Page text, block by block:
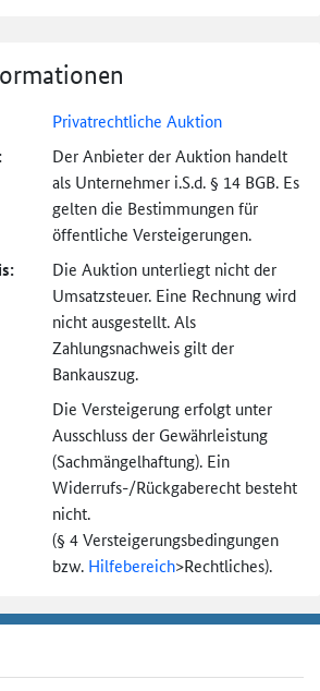
Privatrechtliche Auktion
Der Anbieter der Auktion handelt
als Unternehmer i.S.d. § 14 BGB. Es
gelten die Bestimmungen für
öffentliche Versteigerungen.
Die Auktion unterliegt nicht der
Umsatzsteuer. Eine Rechnung wird
nicht ausgestellt. Als
Zahlungsnachweis gilt der
Bankauszug.
Die Versteigerung erfolgt unter
Ausschluss der Gewährleistung
(Sachmängel­haftung). Ein
Widerrufs-/Rückgaberecht besteht
nicht.
(§ 4 Versteigerungs­bedingungen
bzw. Hilfebereich>Rechtliches).